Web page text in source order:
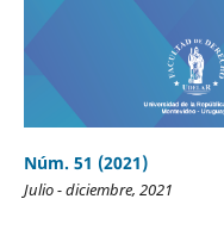
Núm. 51 (2021)
Julio - diciembre, 2021